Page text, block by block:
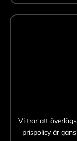
Vi tror att
prispolicy är